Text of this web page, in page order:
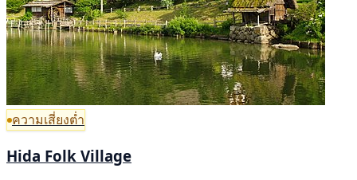
ความเสี่ยงต่ำ
Hida Folk Village